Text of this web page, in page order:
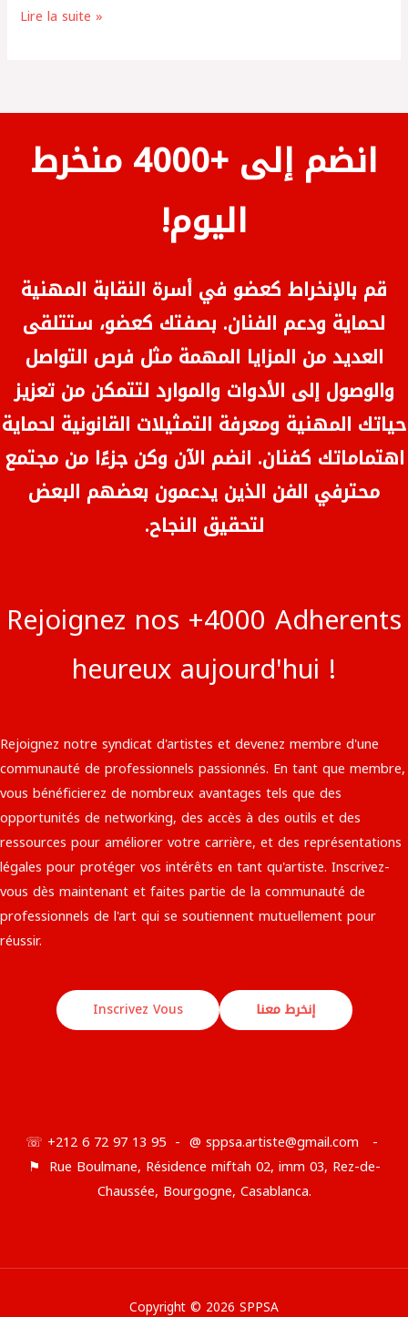
Lire la suite »
انضم إلى +4000 منخرط
اليوم!
قم بالإنخراط كعضو في أسرة النقابة المهنية
لحماية ودعم الفنان. بصفتك كعضو، ستتلقى
العديد من المزايا المهمة مثل فرص التواصل
والوصول إلى الأدوات والموارد لتتمكن من تعزيز
حياتك المهنية ومعرفة التمثيلات القانونية لحماية
اهتماماتك كفنان. انضم الآن وكن جزءًا من مجتمع
محترفي الفن الذين يدعمون بعضهم البعض
لتحقيق النجاح.
Rejoignez nos +4000 Adherents
heureux aujourd'hui !
Rejoignez notre syndicat d'artistes et devenez membre d'une
communauté de professionnels passionnés. En tant que membre,
vous bénéficierez de nombreux avantages tels que des
opportunités de networking, des accès à des outils et des
ressources pour améliorer votre carrière, et des représentations
légales pour protéger vos intérêts en tant qu'artiste. Inscrivez-
vous dès maintenant et faites partie de la communauté de
professionnels de l'art qui se soutiennent mutuellement pour
réussir.​
Inscrivez Vous إنخرط معنا
☏ +212 6 72 97 13 95 - @ sppsa.artiste@gmail.com -
⚑ Rue Boulmane, Résidence miftah 02, imm 03, Rez-de-
Chaussée, Bourgogne, Casablanca.
Copyright © 2026 SPPSA